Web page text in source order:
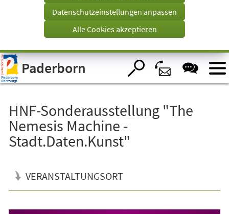
Visuelle
Assistenzsoftware
öffnen.
Tab)
Datenschutzeinstellungen anpassen
Alle Cookies akzeptieren
Paderborn
HNF-Sonderausstellung "The
Nemesis Machine -
Stadt.Daten.Kunst"
VERANSTALTUNGSORT